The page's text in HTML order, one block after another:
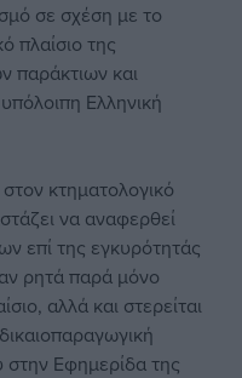
σε σχέση με το
πλαίσιο της
παράκτιων και
Ελληνική
κτηματολογικό
να αναφερθεί
επί της εγκυρότητάς
ρητά παρά μόνο
αλλά και στερείται
στην Εφημερίδα της